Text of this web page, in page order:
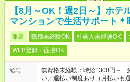
【8月～OK！週2日～】ホテ
マンションで生活サポート＊
派遣 職種未経験OK 社会人未経験OK
WEB登録・面接OK
給与
無資格未経験：時給1300円～
い／週払い制度あり（月払いも